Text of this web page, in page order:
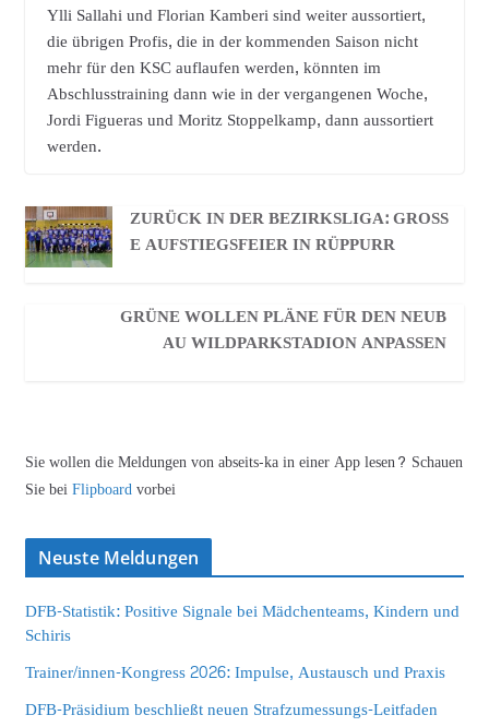
Ylli Sallahi und Florian Kamberi sind weiter aussortiert,
die übrigen Profis, die in der kommenden Saison nicht
mehr für den KSC auflaufen werden, könnten im
Abschlusstraining dann wie in der vergangenen Woche,
Jordi Figueras und Moritz Stoppelkamp, dann aussortiert
werden.
ZURÜCK IN DER BEZIRKSLIGA: GROSSE
AUFSTIEGSFEIER IN RÜPPURR
GRÜNE WOLLEN PLÄNE FÜR DEN NEUB
AU WILDPARKSTADION ANPASSEN
Sie wollen die Meldungen von abseits-ka in einer App lesen? Schauen
Sie beiFlipboardvorbei
Neuste Meldungen
DFB-Statistik: Positive Signale bei Mädchenteams, Kindern und
Schiris
Trainer/innen-Kongress 2026: Impulse, Austausch und Praxis
DFB-Präsidium beschließt neuen Strafzumessungs-Leitfaden